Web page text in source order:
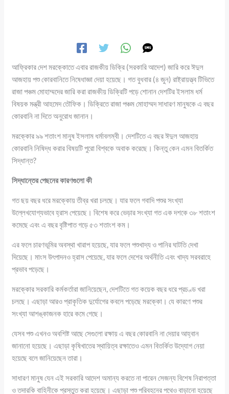
আফ্রিকার দেশ মরক্কোতে এবার রাজকীয় ডিক্রি (সরকারি আদেশ) জারি করে ঈদুল
আজহায় পশু কোরবানিতে নিষেধাজ্ঞা দেয়া হয়েছে। গত বুধবার (৪ জুন) রাষ্ট্রায়ত্ত্ব টিভিতে
রাজা পঞ্চম মোহাম্মদের জারি করা রাজকীয় ডিক্রিটি পড়ে শোনান দেশটির ইসলাম ধর্ম
বিষয়ক মন্ত্রী আহমেদ তৌফিক। ডিক্রিতে রাজা পঞ্চম মোহাম্মদ সাধারণ মানুষকে এ বছর
কোরবানি না দিতে অনুরোধ জানান।
মরক্কোর ৯৯ শতাংশ মানুষ ইসলাম ধর্মাবলম্বী। দেশটিতে এ বছর ঈদুল আজহায়
কোরবানি নিষিদ্ধ করার বিষয়টি পুরো বিশ্বকে অবাক করেছে। কিন্তু কেন এমন বিতর্কিত
সিদ্ধান্ত?
সিদ্ধান্তের পেছনের কারণগুলো কী
গত ছয় বছর ধরে মরক্কোয় তীব্র খরা চলছে। যার ফলে গবাদি পশুর সংখ্যা
উল্লেখযোগ্যভাবে হ্রাস পেয়েছে। বিশেষ করে ভেড়ার সংখ্যা গত এক দশকে ৩৮ শতাংশ
কমেছে এবং এ বছর বৃষ্টিপাত গড়ে ৫৩ শতাংশ কম।
এর ফলে চারণভূমির অবস্থা খারাপ হয়েছে, যার ফলে পশুখাদ্য ও পানির ঘাটতি দেখা
দিয়েছে। মাংস উৎপাদনও হ্রাস পেয়েছে, যার ফলে দেশের অর্থনীতি এবং খাদ্য সরবরাহে
প্রভাব পড়েছে।
মরক্কোর সরকারি কর্মকর্তারা জানিয়েছেন, দেশটিতে গত কয়েক বছর ধরে প্রচণ্ড খরা
চলছে। এছাড়া আরও প্রাকৃতিক দুর্যোগের কবলে পড়েছে মরক্কো। যে কারণে পশুর
সংখ্যা আশঙ্কাজনক হারে কমে গেছে।
যেসব পশু এখনও অবশিষ্ট আছে সেগুলো রক্ষায় এ বছর কোরবানি না দেয়ার আহ্বান
জানানো হয়েছে। এছাড়া কৃষিখাতের স্থায়িত্ব রক্ষাতেও এমন বিতর্কিত উদ্যোগ নেয়া
হয়েছে বলে জানিয়েছেন তারা।
সাধারণ মানুষ যেন এই সরকারি আদেশ অমান্য করতে না পারেন সেজন্য বিশেষ নিরাপত্তা
ও তদারকি বাহিনীকে প্রস্তুত করা হয়েছে। এছাড়া পশু পরিবহনের পথেও বাড়ানো হয়েছে